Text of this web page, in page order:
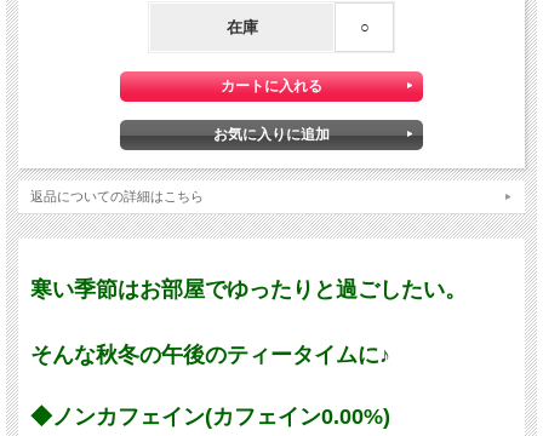
在庫 ○
返品についての詳細はこちら
寒い季節はお部屋でゆったりと過ごしたい。
そんな秋冬の午後のティータイムに♪
◆ノンカフェイン(カフェイン0.00%)